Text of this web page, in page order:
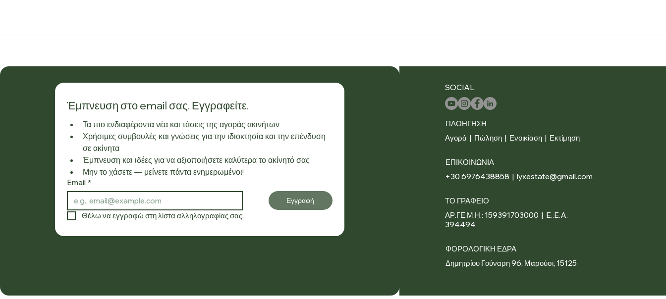
Έμπνευση στο email σας. Εγγραφείτε.
Τα πιο ενδιαφέροντα νέα και τάσεις της αγοράς ακινήτων
Χρήσιμες συμβουλές και γνώσεις για την ιδιοκτησία και την επένδυση
σε ακίνητα
Έμπνευση και ιδέες για να αξιοποιήσετε καλύτερα το ακίνητό σας
Μην το χάσετε — μείνετε πάντα ενημερωμένοι!
Email *
Εγγραφή
Θέλω να εγγραφώ στη λίστα αλληλογραφίας σας.
SOCIAL
ΠΛΟΗΓΗΣΗ
Αγορά | Πώληση | Ενοικίαση | Εκτίμηση
ΕΠΙΚΟΙΝΩΝΙΑ
+30 6976438858 | lyxestate@gmail.com
ΤΟ ΓΡΑΦΕΙΟ
ΑΡ.ΓΕ.Μ.Η.: 159391703000 | E..E.A.
394494
ΦΟΡΟΛΟΓΙΚΗ ΕΔΡΑ
Δημητρίου Γούναρη 96, Μαρούσι, 15125